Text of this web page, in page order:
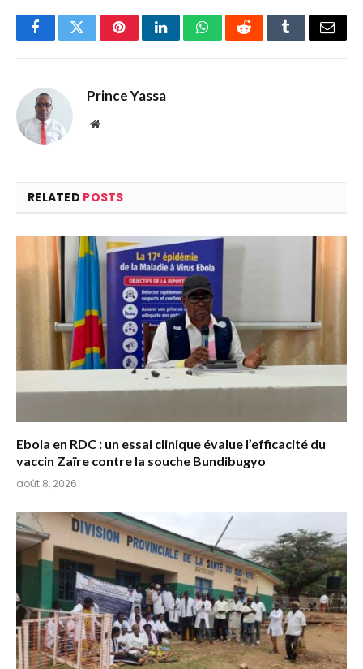
FacebookTwitterPinterestLinkedInWhatsAppRedditTumblrEmail
Prince Yassa
Website
RELATED POSTS
Ebola en RDC : un essai clinique évalue l’efficacité du
vaccin Zaïre contre la souche Bundibugyo
août 8, 2026